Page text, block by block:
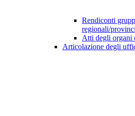
Rendiconti
regionali/
Atti degli organi
Articolazione degli